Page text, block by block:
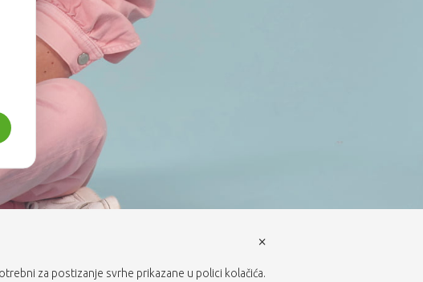
za postizanje svrhe prikazane u polici kolačića.
×